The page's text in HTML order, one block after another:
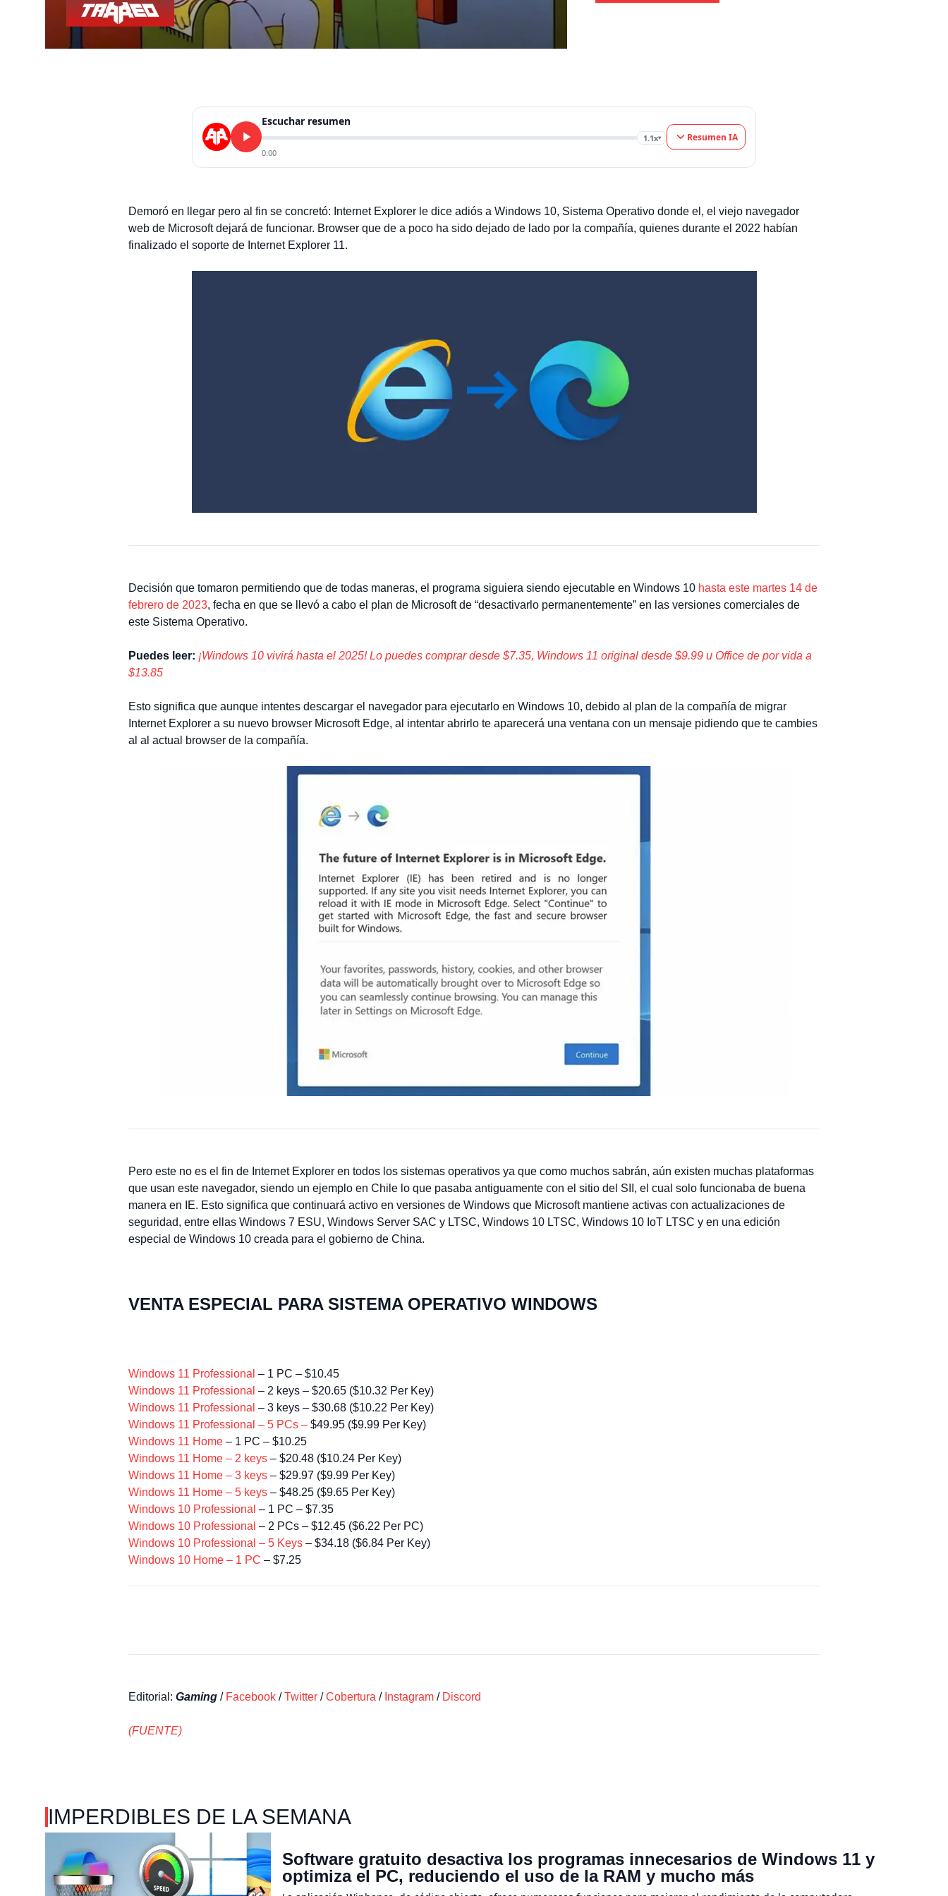
Escuchar resumen
1.1x▾
0:00
Resumen IA
Demoró en llegar pero al fin se concretó: Internet Explorer le dice adiós a Windows 10, Sistema Operativo donde el, el viejo navegador
web de Microsoft dejará de funcionar. Browser que de a poco ha sido dejado de lado por la compañía, quienes durante el 2022 habían
finalizado el soporte de Internet Explorer 11.
Decisión que tomaron permitiendo que de todas maneras, el programa siguiera siendo ejecutable en Windows 10 hasta este martes 14 de
febrero de 2023, fecha en que se llevó a cabo el plan de Microsoft de “desactivarlo permanentemente” en las versiones comerciales de
este Sistema Operativo.
Puedes leer: ¡Windows 10 vivirá hasta el 2025! Lo puedes comprar desde $7.35, Windows 11 original desde $9.99 u Office de por vida a
$13.85
Esto significa que aunque intentes descargar el navegador para ejecutarlo en Windows 10, debido al plan de la compañía de migrar
Internet Explorer a su nuevo browser Microsoft Edge, al intentar abrirlo te aparecerá una ventana con un mensaje pidiendo que te cambies
al al actual browser de la compañía.
Pero este no es el fin de Internet Explorer en todos los sistemas operativos ya que como muchos sabrán, aún existen muchas plataformas
que usan este navegador, siendo un ejemplo en Chile lo que pasaba antiguamente con el sitio del SII, el cual solo funcionaba de buena
manera en IE. Esto significa que continuará activo en versiones de Windows que Microsoft mantiene activas con actualizaciones de
seguridad, entre ellas Windows 7 ESU, Windows Server SAC y LTSC, Windows 10 LTSC, Windows 10 IoT LTSC y en una edición
especial de Windows 10 creada para el gobierno de China.
VENTA ESPECIAL PARA SISTEMA OPERATIVO WINDOWS
Windows 11 Professional – 1 PC – $10.45
Windows 11 Professional – 2 keys – $20.65 ($10.32 Per Key)
Windows 11 Professional – 3 keys – $30.68 ($10.22 Per Key)
Windows 11 Professional – 5 PCs – $49.95 ($9.99 Per Key)
Windows 11 Home – 1 PC – $10.25
Windows 11 Home – 2 keys – $20.48 ($10.24 Per Key)
Windows 11 Home – 3 keys – $29.97 ($9.99 Per Key)
Windows 11 Home – 5 keys – $48.25 ($9.65 Per Key)
Windows 10 Professional – 1 PC – $7.35
Windows 10 Professional – 2 PCs – $12.45 ($6.22 Per PC)
Windows 10 Professional – 5 Keys – $34.18 ($6.84 Per Key)
Windows 10 Home – 1 PC – $7.25
Editorial: Gaming / Facebook /Twitter /Cobertura / Instagram / Discord
(FUENTE)
IMPERDIBLES DE LA SEMANA
Software gratuito desactiva los programas innecesarios de Windows 11 y
optimiza el PC, reduciendo el uso de la RAM y mucho más